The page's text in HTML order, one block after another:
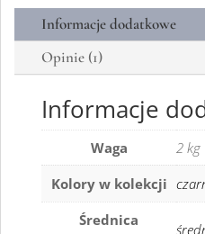
Informacje dodatkowe
Opinie (1)
Informacje
Waga
2 kg
Kolory w kolekcji
Średnica